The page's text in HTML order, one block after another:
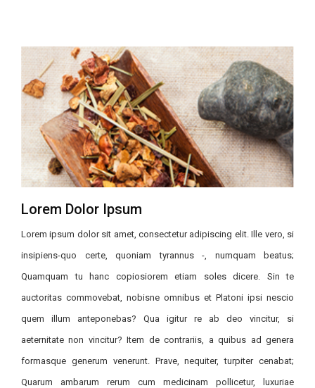
Lorem Dolor Ipsum
Lorem ipsum dolor sit amet, consectetur adipiscing elit. Ille vero, si
insipiens-quo certe, quoniam tyrannus -, numquam beatus;
Quamquam tu hanc copiosiorem etiam soles dicere. Sin te
auctoritas commovebat, nobisne omnibus et Platoni ipsi nescio
quem illum anteponebas? Qua igitur re ab deo vincitur, si
aeternitate non vincitur? Item de contrariis, a quibus ad genera
formasque generum venerunt. Prave, nequiter, turpiter cenabat;
Quarum ambarum rerum cum medicinam pollicetur, luxuriae